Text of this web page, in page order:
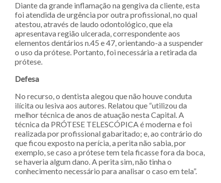
Diante da grande inflamação na gengiva da cliente, esta
foi atendida de urgência por outra profissional, no qual
atestou, através de laudo odontológico, que ela
apresentava região ulcerada, correspondente aos
elementos dentários n.45 e 47, orientando-a a suspender
o uso da prótese. Portanto, foi necessária a retirada da
prótese.
Defesa
No recurso, o dentista alegou que não houve conduta
ilícita ou lesiva aos autores. Relatou que “utilizou da
melhor técnica de anos de atuação nesta Capital. A
técnica da PRÓTESE TELESCÓPICA é moderna e foi
realizada por profissional gabaritado; e, ao contrário do
que ficou exposto na perícia, a perita não sabia, por
exemplo, se caso a prótese tem tela ficasse fora da boca,
se haveria algum dano. A perita sim, não tinha o
conhecimento necessário para analisar o caso em tela”.